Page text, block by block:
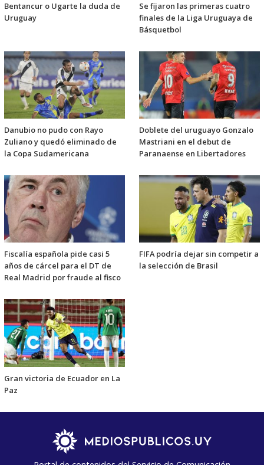
Bentancur o Ugarte la duda de
Uruguay
Se fijaron las primeras cuatro
finales de la Liga Uruguaya de
Básquetbol
Danubio no pudo con Rayo
Zuliano y quedó eliminado de
la Copa Sudamericana
Doblete del uruguayo Gonzalo
Mastriani en el debut de
Paranaense en Libertadores
Fiscalía española pide casi 5
años de cárcel para el DT de
Real Madrid por fraude al fisco
FIFA podría dejar sin competir a
la selección de Brasil
Gran victoria de Ecuador en La
Paz